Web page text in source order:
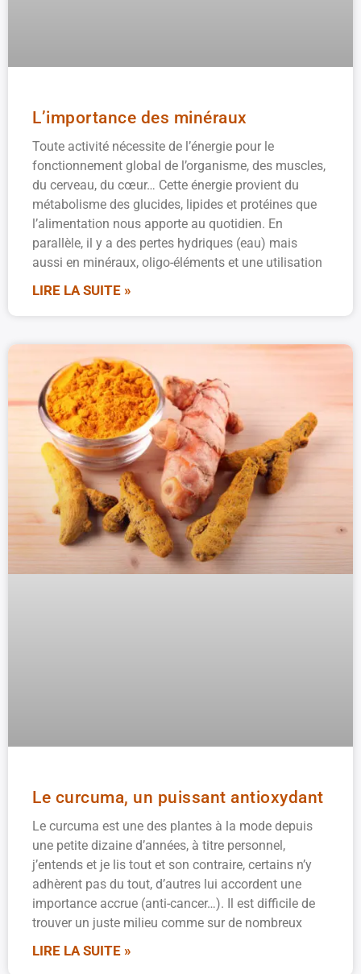
L’importance des minéraux
Toute activité nécessite de l’énergie pour le
fonctionnement global de l’organisme, des muscles,
du cerveau, du cœur… Cette énergie provient du
métabolisme des glucides, lipides et protéines que
l’alimentation nous apporte au quotidien. En
parallèle, il y a des pertes hydriques (eau) mais
aussi en minéraux, oligo-éléments et une utilisation
LIRE LA SUITE »
Le curcuma, un puissant antioxydant
Le curcuma est une des plantes à la mode depuis
une petite dizaine d’années, à titre personnel,
j’entends et je lis tout et son contraire, certains n’y
adhèrent pas du tout, d’autres lui accordent une
importance accrue (anti-cancer…). Il est difficile de
trouver un juste milieu comme sur de nombreux
LIRE LA SUITE »